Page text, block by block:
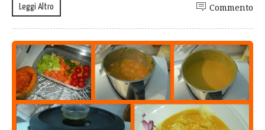
Leggi Altro Commento